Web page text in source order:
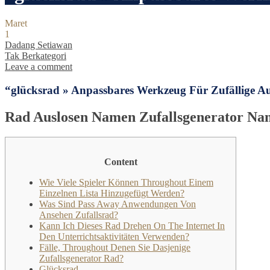
Maret
1
Dadang Setiawan
Tak Berkategori
Leave a comment
“glücksrad » Anpassbares Werkzeug Für Zufällige
Rad Auslosen Namen Zufallsgenerator
Content
Wie Viele Spieler Können Throughout Einem
Einzelnen Lista Hinzugefügt Werden?
Was Sind Pass Away Anwendungen Von
Ansehen Zufallsrad?
Kann Ich Dieses Rad Drehen On The Internet In
Den Unterrichtsaktivitäten Verwenden?
Fälle, Throughout Denen Sie Dasjenige
Zufallsgenerator Rad?